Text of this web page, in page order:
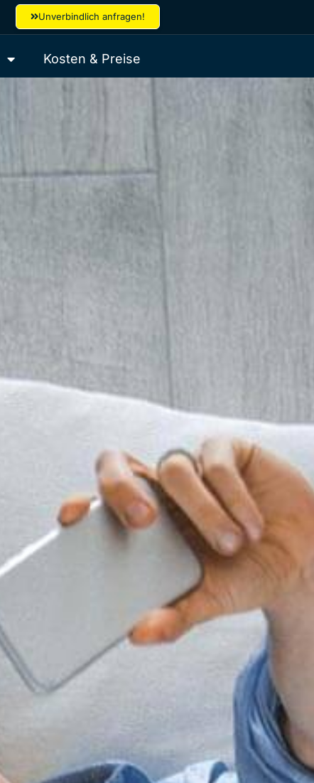
Unverbindlich anfragen!
Kosten & Preise